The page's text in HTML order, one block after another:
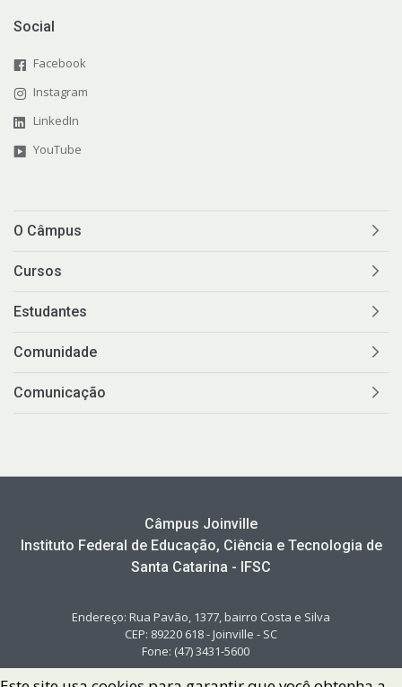
Social
Facebook
Instagram
LinkedIn
YouTube
O Câmpus
Cursos
Estudantes
Comunidade
Comunicação
Câmpus Joinville
Instituto Federal de Educação, Ciência e Tecnologia de
Santa Catarina - IFSC
Endereço: Rua Pavão, 1377, bairro Costa e Silva
CEP: 89220 618 - Joinville - SC
Fone: (47) 3431-5600